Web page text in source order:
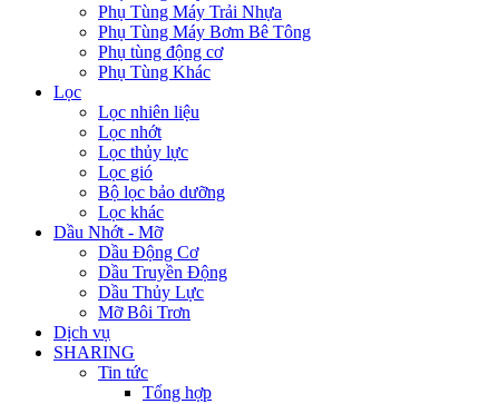
Phụ Tùng Máy Trải Nhựa
Phụ Tùng Máy Bơm Bê Tông
Phụ tùng động cơ
Phụ Tùng Khác
Lọc
Lọc nhiên liệu
Lọc nhớt
Lọc thủy lực
Lọc gió
Bộ lọc bảo dưỡng
Lọc khác
Dầu Nhớt - Mỡ
Dầu Động Cơ
Dầu Truyền Động
Dầu Thủy Lực
Mỡ Bôi Trơn
Dịch vụ
SHARING
Tin tức
Tổng hợp